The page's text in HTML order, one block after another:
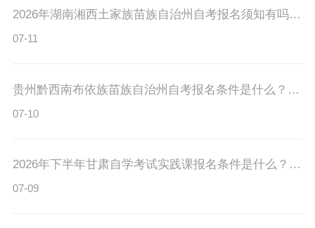
2026年湖南湘西土家族苗族自治州自考报名须知有吗？考试时间是多久？
07-11
贵州黔西南布依族苗族自治州自考报名条件是什么？如何缴费？
07-10
2026年下半年甘肃自学考试实践课报名条件是什么？报考方式有吗？
07-09